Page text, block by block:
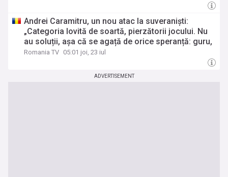
Andrei Caramitru, un nou atac la suveraniști:
„Categoria lovită de soartă, pierzătorii jocului. Nu
au soluții, așa că se agață de orice speranță: guru,
idee radicală”
Romania TV 05:01 joi, 23 iul
ADVERTISEMENT